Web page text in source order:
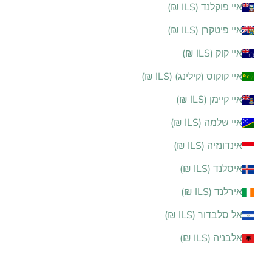
איי פוקלנד (ILS ₪)
איי פיטקרן (ILS ₪)
איי קוק (ILS ₪)
איי קוקוס (קילינג) (ILS ₪)
איי קיימן (ILS ₪)
איי שלמה (ILS ₪)
אינדונזיה (ILS ₪)
איסלנד (ILS ₪)
אירלנד (ILS ₪)
אל סלבדור (ILS ₪)
אלבניה (ILS ₪)